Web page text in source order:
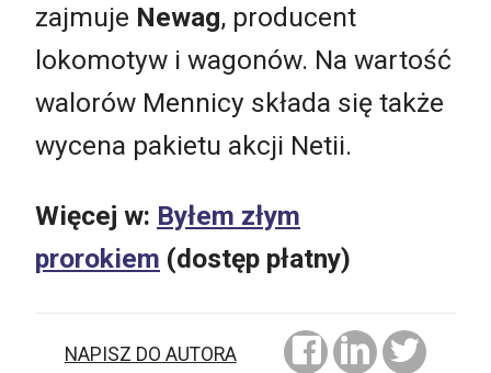
zajmuje Newag, producent
lokomotyw i wagonów. Na wartość
walorów Mennicy składa się także
wycena pakietu akcji Netii.
Więcej w: Byłem złym
prorokiem (dostęp płatny)
NAPISZ DO AUTORA